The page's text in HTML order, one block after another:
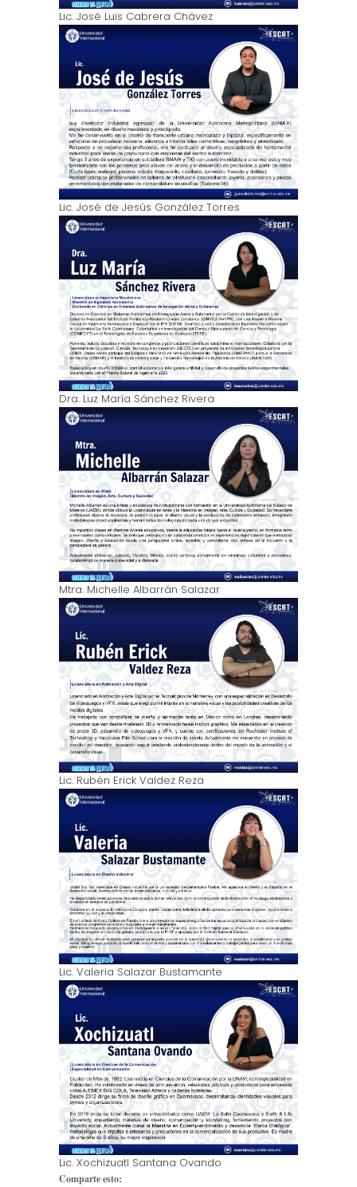
Lic. José Luis Cabrera Chávez
Lic. José de Jesús González Torres
Dra. Luz María Sánchez Rivera
Mtra. Michelle Albarrán Salazar
Lic. Rubén Erick Valdez Reza
Lic. Valeria Salazar Bustamante
Lic. Xochizuatl Santana Ovando
Comparte esto: